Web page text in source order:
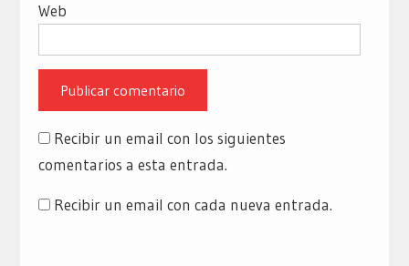
Web
Recibir un email con los siguientes
comentarios a esta entrada.
Recibir un email con cada nueva entrada.